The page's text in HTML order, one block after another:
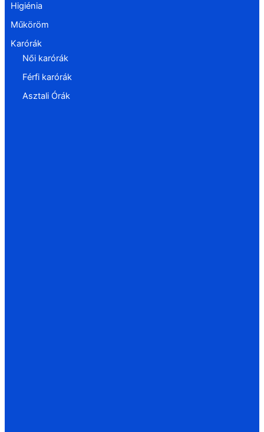
Higiénia
Műköröm
Karórák
Női karórák
Férfi karórák
Asztali Órák